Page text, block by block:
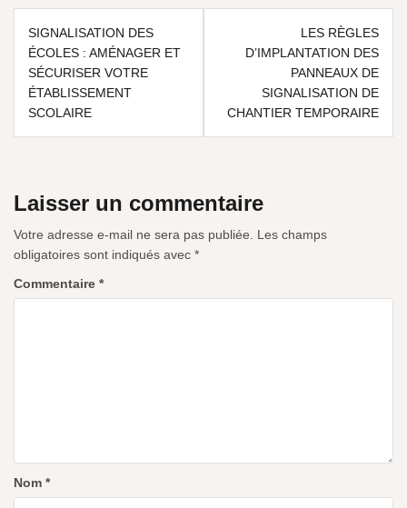
SIGNALISATION DES
ÉCOLES : AMÉNAGER ET
SÉCURISER VOTRE
ÉTABLISSEMENT
SCOLAIRE
LES RÈGLES
D’IMPLANTATION DES
PANNEAUX DE
SIGNALISATION DE
CHANTIER TEMPORAIRE
Laisser un commentaire
Votre adresse e-mail ne sera pas publiée.
Les champs
obligatoires sont indiqués avec *
Commentaire *
Nom *